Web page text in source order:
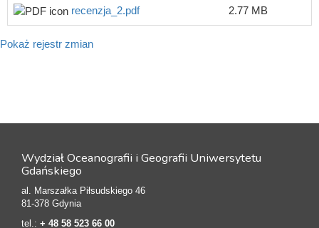
recenzja_2.pdf 2.77 MB
Pokaż rejestr zmian
Wydział Oceanografii i Geografii Uniwersytetu
Gdańskiego
al. Marszałka Piłsudskiego 46
81-378 Gdynia
tel.: + 48 58 523 66 00